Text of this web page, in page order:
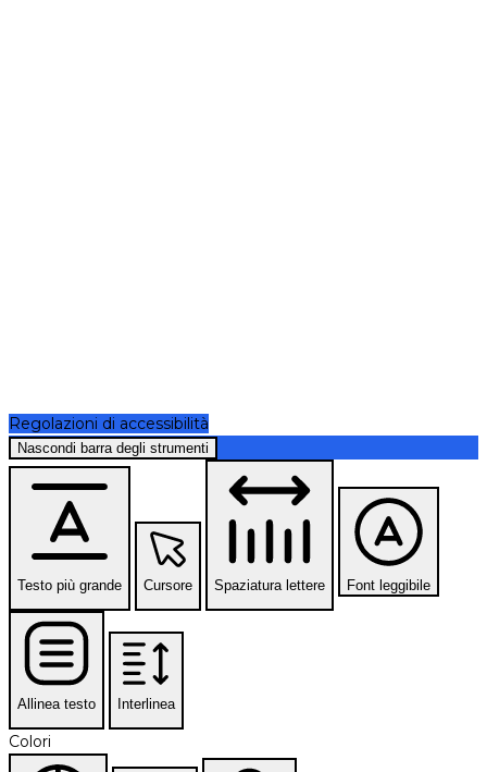
Regolazioni di accessibilità
Nascondi barra degli strumenti
Testo più grande Cursore Spaziatura lettere Font leggibile
Allinea testo Interlinea
Colori